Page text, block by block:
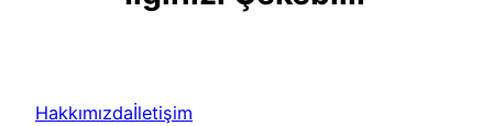
Hakkımızdaİletişim